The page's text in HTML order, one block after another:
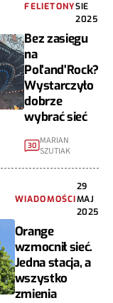
FELIETONYSIE
2025
Bez zasięgu
na
Pol'and'Rock?
Wystarczyło
dobrze
wybrać sieć
30 MARIAN
SZUTIAK
WIADOMOŚCI
29
MAJ
2025
Orange
wzmocnił sieć.
Jedna stacja, a
wszystko
zmienia